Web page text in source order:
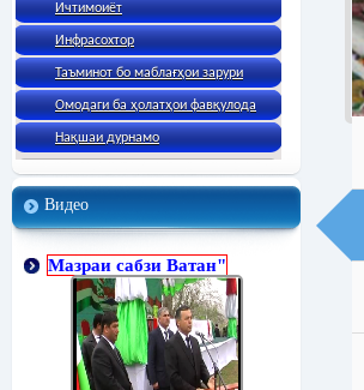
Ичтимоиёт
Инфрасохтор
Таъминот бо маблағҳои зарури
Омодаги ба ҳолатҳои фавқулода
Нақшаи дурнамо
Видео
Мазраи сабзи Ватан"